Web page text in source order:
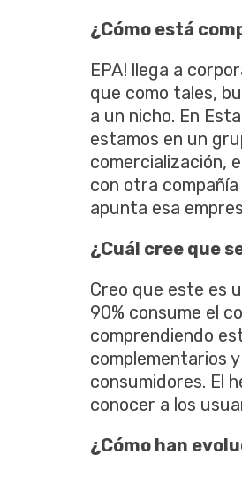
¿Cómo está
EPA! llega a
que como tales,
a un nicho. En
estamos en un
comercialización,
con otra
apunta esa
¿Cuál cree que
Creo que este es
90% consume el
comprendiendo
complementarios
consumidores. El
conocer a los
¿Cómo han